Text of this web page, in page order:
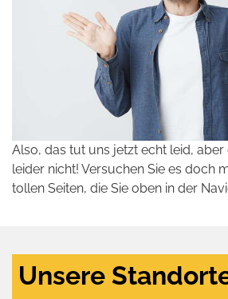
Also, das tut uns jetzt echt leid, aber
leider nicht! Versuchen Sie es doch
tollen Seiten, die Sie oben in der
Unsere